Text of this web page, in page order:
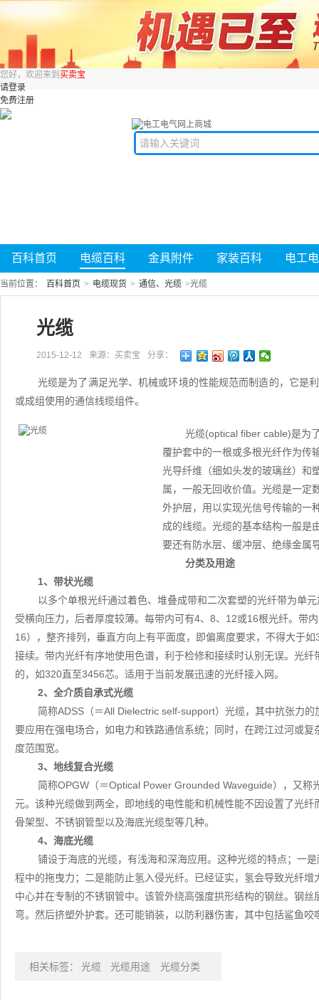
您好，欢迎来到 买卖宝
请登录
免费注册
百科首页 电缆百科 金具附件 家装百科 电工
当前位置： 百科首页 > 电缆现货 > 通信、光缆 >光缆
光缆
2015-12-12 来源：买卖宝 分享：
光缆是为了满足光学、机械或环境的性能规范而制造的，它是
或成组使用的通信线缆组件。
光缆(optical fiber cable)是为
覆护套中的一根或多根光纤作为传
光导纤维（细如头发的玻璃丝）和
属，一般无回收价值。光缆是一定
外护层，用以实现光信号传输的一
成的线缆。光缆的基本结构一般是
要还有防水层、缓冲层、绝缘金属
分类及用途
1、带状光缆
以多个单根光纤通过着色、堆叠成带和二次套塑的光纤带为单
受横向压力，后者厚度较薄。每带内可有4、8、12或16根光纤。带
16），整齐排列，垂直方向上有平面度，即偏离度要求，不得大于
接续。带内光纤有序地使用色谱，利于检修和接续时认别无误。光
的，如320直至3456芯。适用于当前发展迅速的光纤接入网。
2、全介质自承式光缆
简称ADSS（＝All Dielectric self-support）光缆，其中抗张力
要应用在强电场合，如电力和铁路通信系统；同时，在跨江过河或
度范围宽。
3、地线复合光缆
简称OPGW（＝Optical Power Grounded Waveguide），又
元。该种光缆做到两全，即地线的电性能和机械性能不因设置了光
骨架型、不锈钢管型以及海底光缆型等几种。
4、海底光缆
铺设于海底的光缆，有浅海和深海应用。这种光缆的特点；一
程中的拖曳力；二是能防止氢入侵光纤。已经证实，氢会导致光纤
中心并在专制的不锈钢管中。该管外绕高强度拱形结构的钢丝。钢
弯。然后挤塑外护套。还可能销装，以防利器伤害，其中包括鲨鱼
相关标签： 光缆 光缆用途 光缆分类